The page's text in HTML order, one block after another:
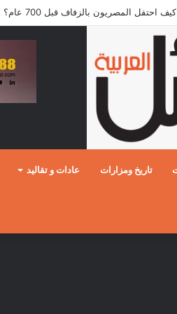
كيف احتفل المصريون بالزفاف قبل 700 عام؟
تاريخ ومزارات عادات و تقاليد